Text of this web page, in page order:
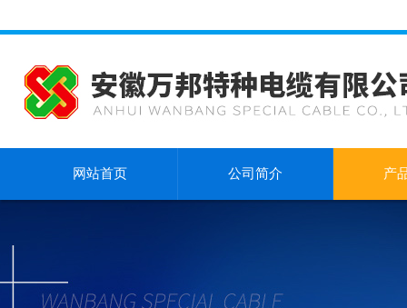
网站首页 公司简介 产